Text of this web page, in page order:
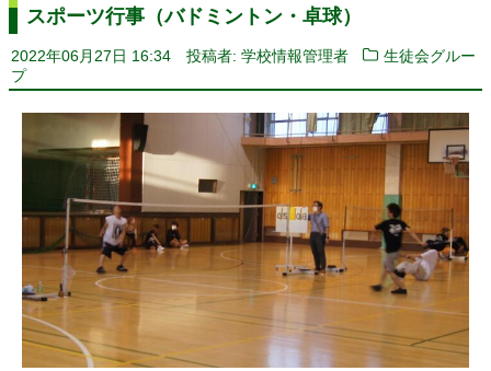
スポーツ行事（バドミントン・卓球）
2022年06月27日 16:34 投稿者: 学校情報管理者
生徒会グルー
プ